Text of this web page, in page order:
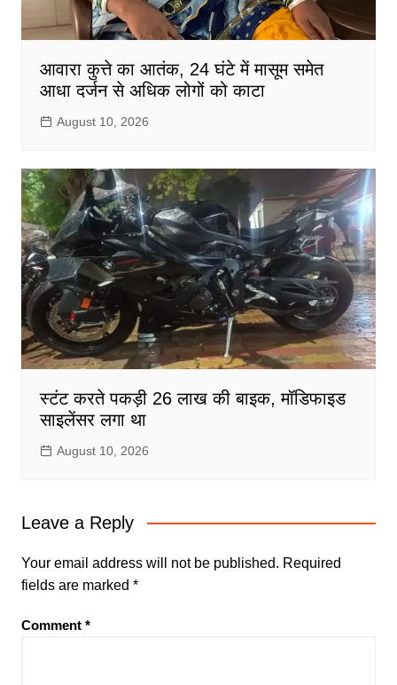
आवारा कुत्ते का आतंक, 24 घंटे में मासूम समेत
आधा दर्जन से अधिक लोगों को काटा
August 10, 2026
स्टंट करते पकड़ी 26 लाख की बाइक, मॉडिफाइड
साइलेंसर लगा था
August 10, 2026
Leave a Reply
Your email address will not be published. Required
fields are marked *
Comment *